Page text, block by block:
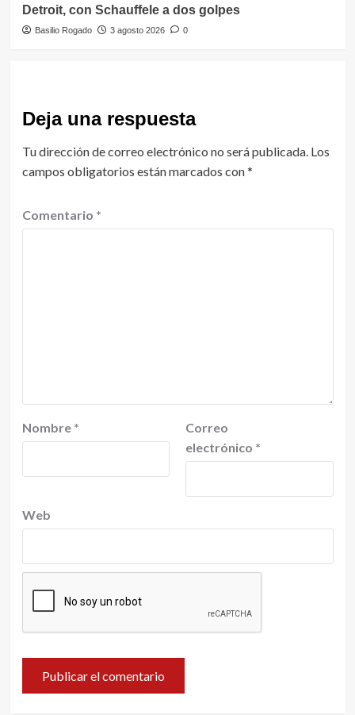
Detroit, con Schauffele a dos golpes
Basilio Rogado 3 agosto 2026 0
Deja una respuesta
Tu dirección de correo electrónico no será publicada. Los
campos obligatorios están marcados con*
Comentario *
Nombre *
Correo
electrónico *
Web